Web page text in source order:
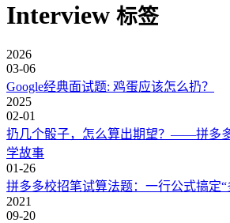
Interview 标签
2026
03-06
Google经典面试题: 鸡蛋应该怎么扔？
2025
02-01
扔几个骰子，怎么算出期望？——拼多
学故事
01-26
拼多多校招笔试算法题：一行公式搞定
2021
09-20